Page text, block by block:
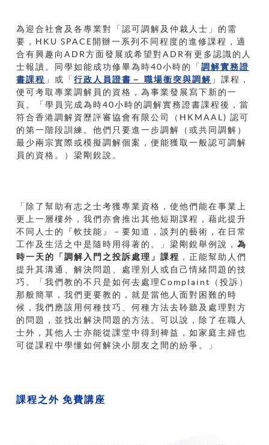
為迎合社會及各專業對「認可調解及仲裁人士」的需
要，HKU SPACE開辦一系列不同程度的進修課程，適
合有興趣向ADR方面發展或希望對ADR有更多認識的人
士報讀。同學如能成功修畢為時40小時的「調解實務證
書課程 」或「行政人員證書－ 職場衝突與調解 」課程，
便可考取專業調解員的資格，為事業發展寫下新的一
頁。「學員完成為時40小時的調解實務證書課程後，當
符合香港調解資歷評審協會有限公司（HKMAAL) 認可
的第一階段訓練。他們只要進一步調解（或共同調解）
最少兩宗實際或模擬調解個案，便能獲取一般認可調解
員的資格。）梁剛銳說。
「除了幫助有志之士考獲專業資格，使他們能在事業上
更上一層樓外，我們亦會推出其他短期課程，藉此提升
不同人士的『軟技能』－要知道，談判的藝術，在日常
工作及生活之中是隨時用得著的。」梁剛銳舉例說， 為
時一天的「調解入門之投訴處理」課程 ，正能幫助人們
提升其溝通、解決問題、處理別人或自己情緒問題的技
巧。「我們教的不只是如何去處理Complaint（投訴）
那般簡單，我們更要教的，就是當他人面對困難的時
候，我們應該用何種技巧、何種方法去聆聽及處理對方
的問題，並找出解決問題的方法。可以說，除了在職人
士外，其他人士亦能從課堂中得到裨益，如家庭主婦也
可從課程中學懂如何解決小朋友之間的紛爭。」
課程之外 免費講座